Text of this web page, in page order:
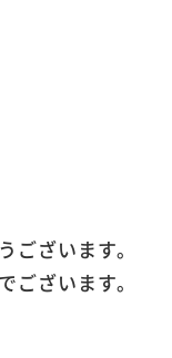
ざいます。
ざいます。